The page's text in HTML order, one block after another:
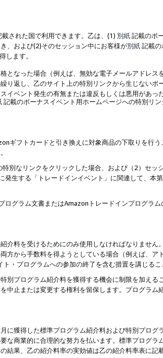
された国で利用できます。乙は、(1) 別紙記載のボ
、および(2)そのセッション中にお客様が別紙記載の
します。
となった場合（例えば、無効な電子メールアドレ
り返し、乙のサイト上の特別リンクから生じない
イベント発生の有無または違反もしくは悪用があっ
記載のボーナスイベント用ホームページへの特別リ
ギフトカードと引き換えに対象商品の下取りを行
別なリンクをクリックした場合、および（2）セッ
生する「トレードインイベント」に関連して、本
グラム文書またはAmazonトレードインプログラ
介料を受けるためにのみ使用しなければなりませ
方から手数料を得ようとしている場合（例えば、
・プログラムへの参加の終了を含む措置を講じるこ
別プログラム紹介料を獲得する機会に制限を加え
中止または変更する権利を留保します。プログラム
に獲得した標準プログラム紹介料および特別プログ
な商業的に合理的な努力を払います。標準プログ
結果、乙の紹介料率の実効値は乙の紹介料率表に